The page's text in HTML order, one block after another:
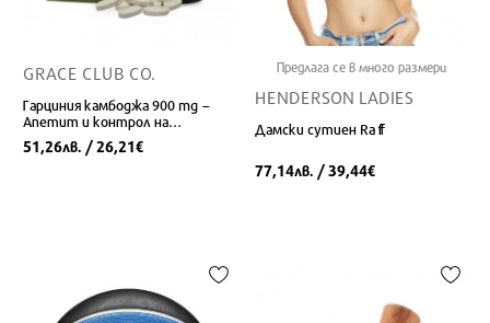
GRACE CLUB CO.
Гарциния камбоджа 900 mg –
Апетит и контрол на
теглото, 112 таблетки
51,26лв. / 26,21€
Предлага се в много размери
HENDERSON LADIES
Дамски сутиен Raff
77,14лв. / 39,44€